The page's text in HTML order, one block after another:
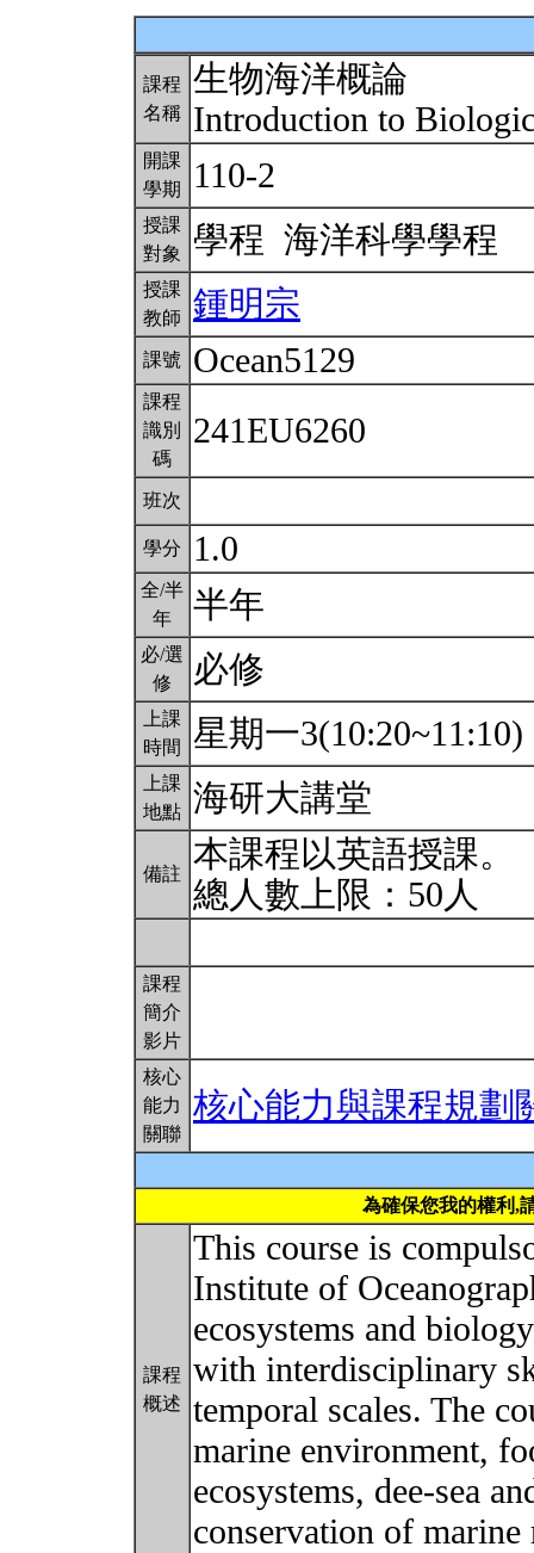
課程
名稱
生物海洋概論
Introduction to
開課
學期
110-2
授課
對象
學程 海洋科學學程
授課
教師
鍾明宗
課號 Ocean5129
課程
識別
碼
241EU6260
班次
學分 1.0
全/半
年
半年
必/選
修
必修
上課
時間
星期一3(10:20~11:10)
上課
地點 海研大講堂
備註
本課程以英語授課。
總人數上限：50人
課程
簡介
影片
核心
能力
關聯
核心能力與課程規劃
為確保您我的權利,
課程
概述
This course is
Institute of
ecosystems and
with interdisciplinary
temporal scales. The
marine environment,
ecosystems, dee-sea
conservation of